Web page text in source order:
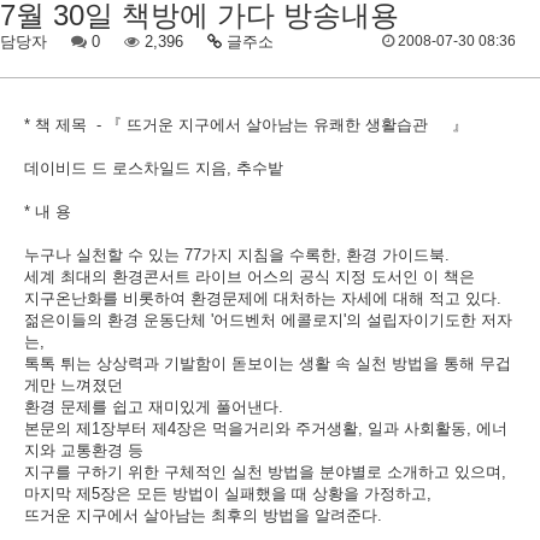
7월 30일 책방에 가다 방송내용
담당자 0 2,396 글주소 2008-07-30 08:36
* 책 제목 - 『 뜨거운 지구에서 살아남는 유쾌한 생활습관 』
데이비드 드 로스차일드 지음, 추수밭
* 내 용
누구나 실천할 수 있는 77가지 지침을 수록한, 환경 가이드북.
세계 최대의 환경콘서트 라이브 어스의 공식 지정 도서인 이 책은
지구온난화를 비롯하여 환경문제에 대처하는 자세에 대해 적고 있다.
젊은이들의 환경 운동단체 '어드벤처 에콜로지'의 설립자이기도한 저자
는,
톡톡 튀는 상상력과 기발함이 돋보이는 생활 속 실천 방법을 통해 무겁
게만 느껴졌던
환경 문제를 쉽고 재미있게 풀어낸다.
본문의 제1장부터 제4장은 먹을거리와 주거생활, 일과 사회활동, 에너
지와 교통환경 등
지구를 구하기 위한 구체적인 실천 방법을 분야별로 소개하고 있으며,
마지막 제5장은 모든 방법이 실패했을 때 상황을 가정하고,
뜨거운 지구에서 살아남는 최후의 방법을 알려준다.